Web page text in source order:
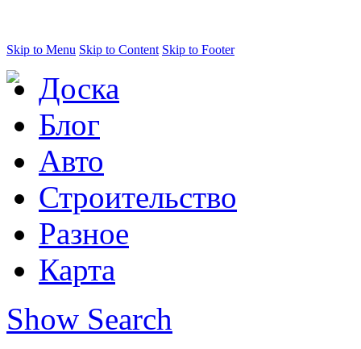
Skip to Menu Skip to Content Skip to Footer
Доска
Блог
Авто
Строительство
Разное
Карта
Show Search